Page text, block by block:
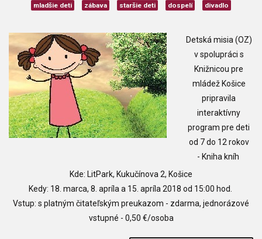
mladšie deti zábava staršie deti dospelí divadlo
Detská misia (OZ)
v spolupráci s
Knižnicou pre
mládež Košice
pripravila
interaktívny
program pre deti
od 7 do 12 rokov
- Kniha kníh
Kde: LitPark, Kukučínova 2, Košice
Kedy: 18. marca, 8. apríla a 15. apríla 2018 od 15:00 hod.
Vstup: s platným čitateľským preukazom - zdarma, jednorázové
vstupné - 0,50 €/osoba